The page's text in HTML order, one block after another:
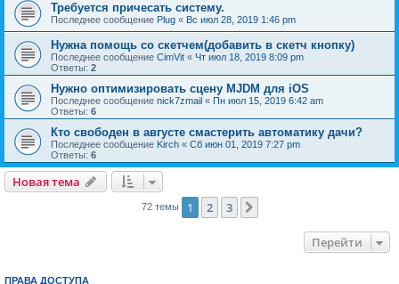
Требуется причесать систему.
Последнее сообщение Plug « Вс июл 28, 2019 1:46 pm
Нужна помощь со скетчем(добавить в скетч кнопку)
Последнее сообщение CimVit « Чт июл 18, 2019 8:09 pm
Ответы: 2
Нужно оптимизировать сцену MJDM для iOS
Последнее сообщение nick7zmail « Пн июл 15, 2019 6:42 am
Ответы: 6
Кто свободен в августе смастерить автоматику дачи?
Последнее сообщение Kirch « Сб июн 01, 2019 7:27 pm
Ответы: 6
Новая тема
72 темы 1 2 3
Перейти
ПРАВА ДОСТУПА